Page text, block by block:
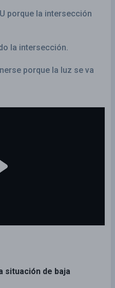
porque la intersección
la intersección.
porque la luz se va
situación de baja